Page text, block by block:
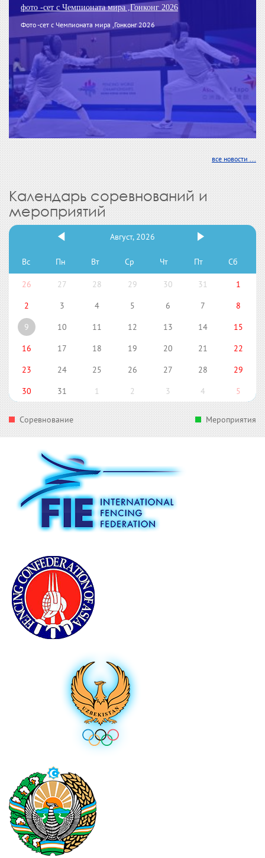
фото -сет с Чемпионата мира ,Гонконг 2026
Фото -сет с Чемпионата мира ,Гонконг 2026
все новости ...
Календарь соревнований и
мероприятий
Август, 2026
Вс Пн Вт Ср Чт Пт Сб
26 27 28 29 30 31
1
2
3 4 5 6 7
8
9
10 11 12 13 14
15
16
17 18 19 20 21
22
23
24 25 26 27 28
29
30
31 1 2 3 4 5
Соревнование Мероприятия